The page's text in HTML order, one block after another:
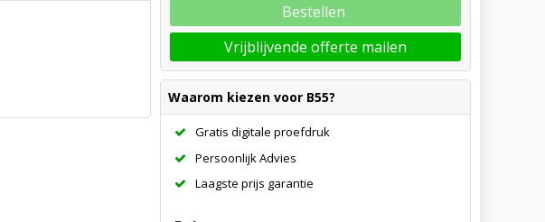
Bestellen
Vrijblijvende offerte mailen
Waarom kiezen voor B55?
Gratis digitale proefdruk
Persoonlijk Advies
Laagste prijs garantie